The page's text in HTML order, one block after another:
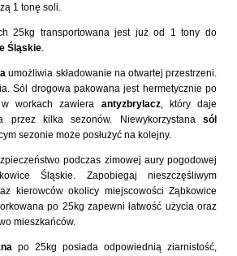
1 tonę soli.
25kg transportowana jest już od 1 tony do
Śląskie.
umożliwia składowanie na otwartej przestrzeni.
Sól drogowa pakowana jest hermetycznie po
workach zawiera antyzbrylacz, który daje
przez kilka sezonów. Niewykorzystana sól
sezonie może posłużyć na kolejny.
podczas zimowej aury pogodowej
Śląskie. Zapobiegaj nieszczęśliwym
kierowców okolicy miejscowości Ząbkowice
po 25kg zapewni łatwość użycia oraz
mieszkańców.
po 25kg posiada odpowiednią ziarnistość,